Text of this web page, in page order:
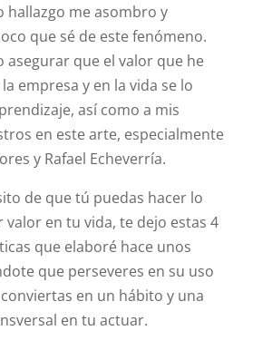
hallazgo me asombro y
que sé de este fenómeno.
asegurar que el valor que he
empresa y en la vida se lo
así como a mis
en este arte, especialmente
y Rafael Echeverría.
de que tú puedas hacer lo
valor en tu vida, te dejo estas 4
que elaboré hace unos
que perseveres en su uso
en un hábito y una
en tu actuar.